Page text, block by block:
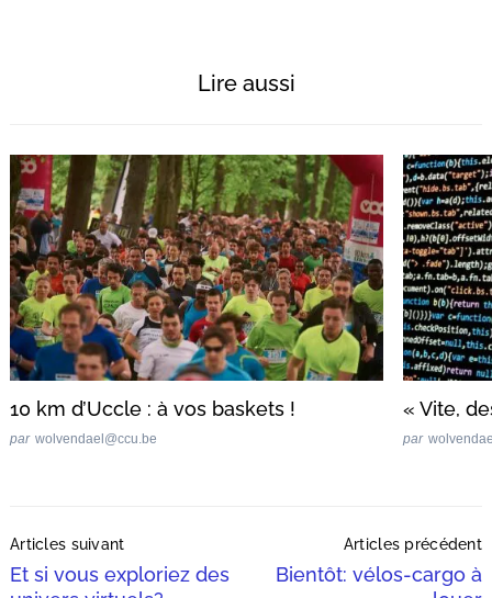
Lire aussi
10 km d’Uccle : à vos baskets !
par wolvendael@ccu.be
« Vite,
par
Navigation
Articles suivant
Et si vous exploriez des
Articles précédent
Bientôt: vélos-cargo à